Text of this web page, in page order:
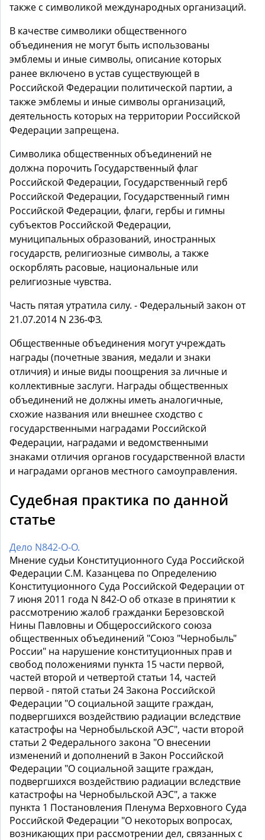
также с символикой международных организаций.
В качестве символики общественного
объединения не могут быть использованы
эмблемы и иные символы, описание которых
ранее включено в устав существующей в
Российской Федерации политической партии, а
также эмблемы и иные символы организаций,
деятельность которых на территории Российской
Федерации запрещена.
Символика общественных объединений не
должна порочить Государственный флаг
Российской Федерации, Государственный герб
Российской Федерации, Государственный гимн
Российской Федерации, флаги, гербы и гимны
субъектов Российской Федерации,
муниципальных образований, иностранных
государств, религиозные символы, а также
оскорблять расовые, национальные или
религиозные чувства.
Часть пятая утратила силу. - Федеральный закон от
21.07.2014 N 236-ФЗ.
Общественные объединения могут учреждать
награды (почетные звания, медали и знаки
отличия) и иные виды поощрения за личные и
коллективные заслуги. Награды общественных
объединений не должны иметь аналогичные,
схожие названия или внешнее сходство с
государственными наградами Российской
Федерации, наградами и ведомственными
знаками отличия органов государственной власти
и наградами органов местного самоуправления.
Судебная практика по данной
статье
Дело N842-О-О.
Мнение судьи Конституционного Суда Российской
Федерации С.М. Казанцева по Определению
Конституционного Суда Российской Федерации от
7 июня 2011 года N 842-О об отказе в принятии к
рассмотрению жалоб гражданки Березовской
Нины Павловны и Общероссийского союза
общественных объединений "Союз "Чернобыль"
России" на нарушение конституционных прав и
свобод положениями пункта 15 части первой,
частей второй и четвертой статьи 14, частей
первой - пятой статьи 24 Закона Российской
Федерации "О социальной защите граждан,
подвергшихся воздействию радиации вследствие
катастрофы на Чернобыльской АЭС", части второй
статьи 2 Федерального закона "О внесении
изменений и дополнений в Закон Российской
Федерации "О социальной защите граждан,
подвергшихся воздействию радиации вследствие
катастрофы на Чернобыльской АЭС", а также
пункта 1 Постановления Пленума Верховного Суда
Российской Федерации "О некоторых вопросах,
возникающих при рассмотрении дел, связанных с